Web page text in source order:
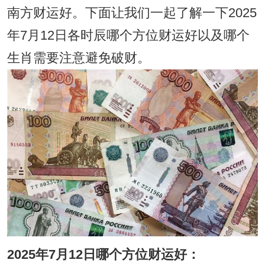
南方财运好。下面让我们一起了解一下2025
年7月12日各时辰哪个方位财运好以及哪个
生肖需要注意避免破财。
2025年7月12日哪个方位财运好：